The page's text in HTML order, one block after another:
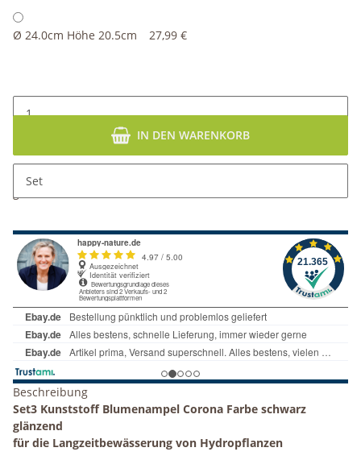
Ø 24.0cm Höhe 20.5cm 27,99 €
Set
IN DEN WARENKORB
Dieser Artikel hat Variationen. Wählen Sie bitte die
gewünschte Variation aus.
Beschreibung
Set3 Kunststoff Blumenampel Corona Farbe schwarz
glänzend
für die Langzeitbewässerung von Hydropflanzen